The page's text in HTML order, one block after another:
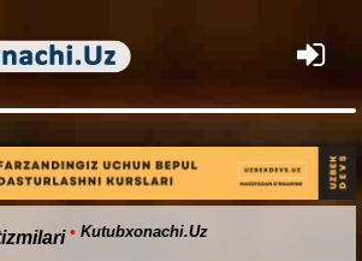
×
• Kutubxonachi.Uz